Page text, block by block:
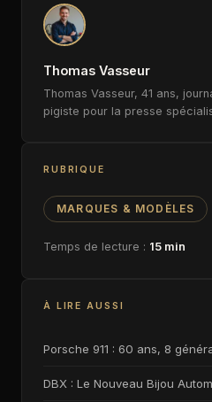
Thomas Vasseur
Thomas Vasseur, 41 ans,
pigiste pour la presse
RUBRIQUE
MARQUES & MODÈLES
Temps de lecture : 15 min
À LIRE AUSSI
Porsche 911 : 60 ans, 8
DBX : Le Nouveau Bijou